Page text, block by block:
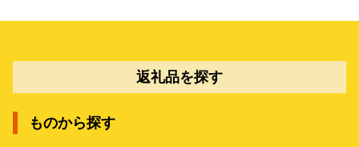
返礼品を探す
ものから探す